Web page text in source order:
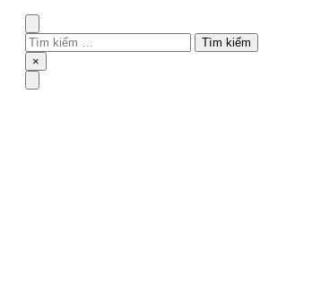
Tìm
kiếm
cho:
Close
×